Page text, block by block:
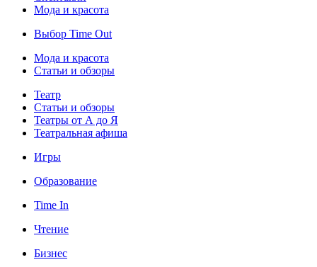
Мода и красота
Выбор Time Out
Мода и красота
Статьи и обзоры
Театр
Статьи и обзоры
Театры от А до Я
Театральная афиша
Игры
Образование
Time In
Чтение
Бизнес